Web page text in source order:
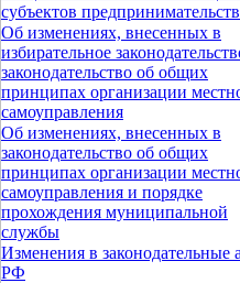
субъектов
Об изменениях, внесенных в
избирательное
законодательство об общих
принципах организации
самоуправления
Об изменениях, внесенных в
законодательство об общих
принципах организации
самоуправления и порядке
прохождения муниципальной
службы
Изменения в законодательные
РФ